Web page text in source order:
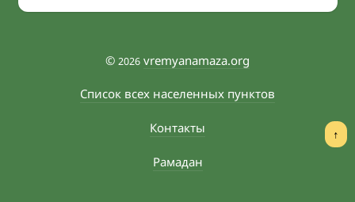
© 2026 vremyanamaza.org
Список всех населенных пунктов
Контакты
Рамадан
↑